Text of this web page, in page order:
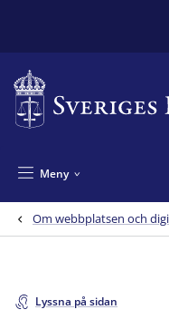
Meny
Om webbplatsen och
Lyssna på sidan